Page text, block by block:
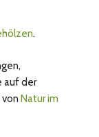
.
auf der
Natur im